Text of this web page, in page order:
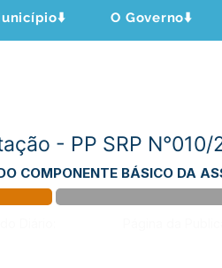
O Governo⬇️
- PP SRP N°010/
COMPONENTE BÁSICO DA